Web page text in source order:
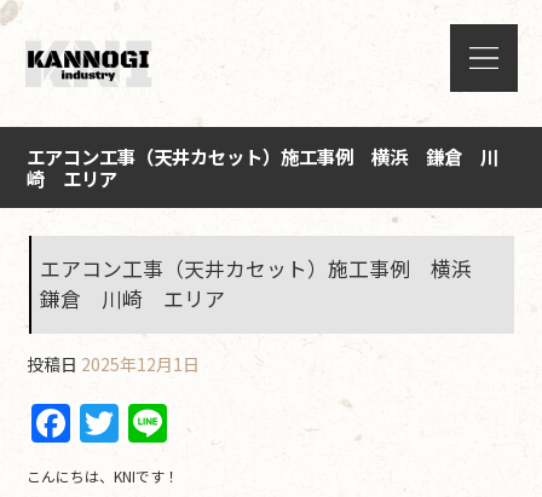
エアコン工事（天井カセット）施工事例 横浜 鎌倉 川
崎 エリア
エアコン工事（天井カセット）施工事例 横浜
鎌倉 川崎 エリア
投稿日 2025年12月1日
F
a
T
w
Li
n
こんにちは、KNIです！